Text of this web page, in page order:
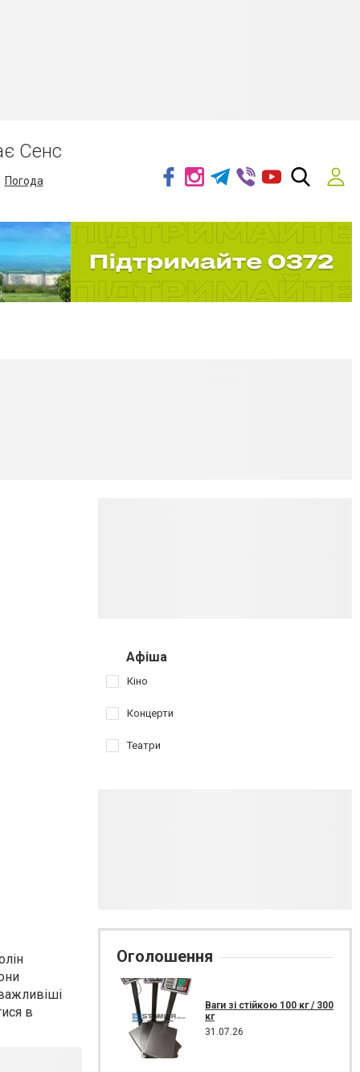
Сенс
Погода
в
Афіша
Кіно
Концерти
Театри
Оголошення
Ваги зі стійкою 100 кг / 300
кг
31.07.26